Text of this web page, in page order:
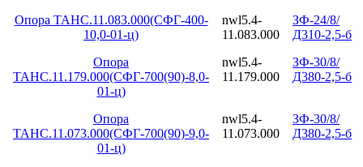
Опора ТАНС.11.083.000(СФГ-400-
10,0-01-ц)
nwl5.4-
11.083.000
ЗФ-24/8/
Д310-2,5-б
Опора
ТАНС.11.179.000(СФГ-700(90)-8,0-
01-ц)
nwl5.4-
11.179.000
ЗФ-30/8/
Д380-2,5-б
Опора
ТАНС.11.073.000(СФГ-700(90)-9,0-
01-ц)
nwl5.4-
11.073.000
ЗФ-30/8/
Д380-2,5-б